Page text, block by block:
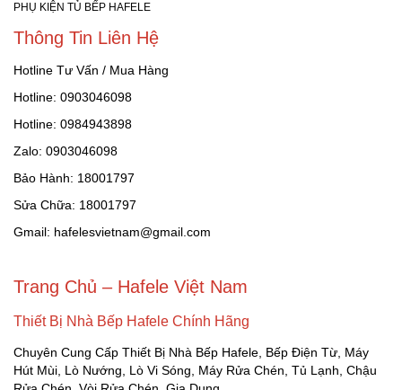
PHỤ KIỆN TỦ BẾP HAFELE
Thông Tin Liên Hệ
Hotline Tư Vấn / Mua Hàng
Hotline: 0903046098
Hotline: 0984943898
Zalo: 0903046098
Bảo Hành: 18001797
Sửa Chữa: 18001797
Gmail: hafelesvietnam@gmail.com
Trang Chủ – Hafele Việt Nam
Thiết Bị Nhà Bếp Hafele Chính Hãng
Chuyên Cung Cấp Thiết Bị Nhà Bếp Hafele, Bếp Điện Từ, Máy
Hút Mùi, Lò Nướng, Lò Vi Sóng, Máy Rửa Chén, Tủ Lạnh, Chậu